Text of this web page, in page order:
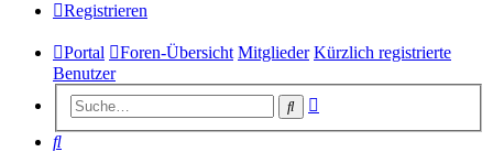
Registrieren
Portal Foren-Übersicht Mitglieder Kürzlich registrierte
Benutzer
Suche
Suche